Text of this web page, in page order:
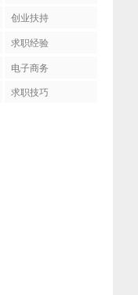
创业扶持
求职经验
电子商务
求职技巧